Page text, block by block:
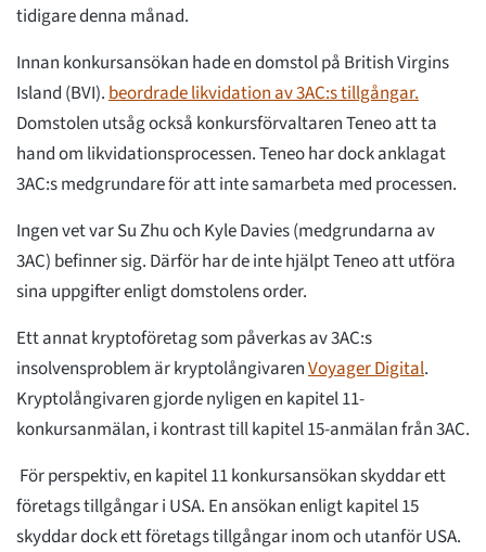
tidigare denna månad.
Innan konkursansökan hade en domstol på British Virgins
Island (BVI). beordrade likvidation av 3AC:s tillgångar.
Domstolen utsåg också konkursförvaltaren Teneo att ta
hand om likvidationsprocessen. Teneo har dock anklagat
3AC:s medgrundare för att inte samarbeta med processen.
Ingen vet var Su Zhu och Kyle Davies (medgrundarna av
3AC) befinner sig. Därför har de inte hjälpt Teneo att utföra
sina uppgifter enligt domstolens order.
Ett annat kryptoföretag som påverkas av 3AC:s
insolvensproblem är kryptolångivarenVoyager Digital.
Kryptolångivaren gjorde nyligen en kapitel 11-
konkursanmälan, i kontrast till kapitel 15-anmälan från 3AC.
För perspektiv, en kapitel 11 konkursansökan skyddar ett
företags tillgångar i USA. En ansökan enligt kapitel 15
skyddar dock ett företags tillgångar inom och utanför USA.